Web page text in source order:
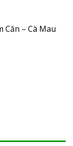
Căn – Cà Mau